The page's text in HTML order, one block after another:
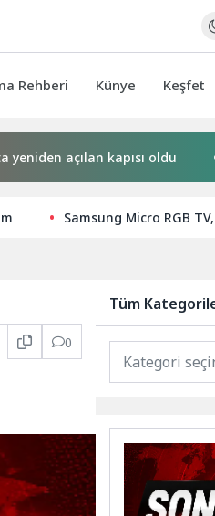
Rehberi Künye Keşfet
kapısı oldu Türk
Samsung Micro RGB
0
Tüm